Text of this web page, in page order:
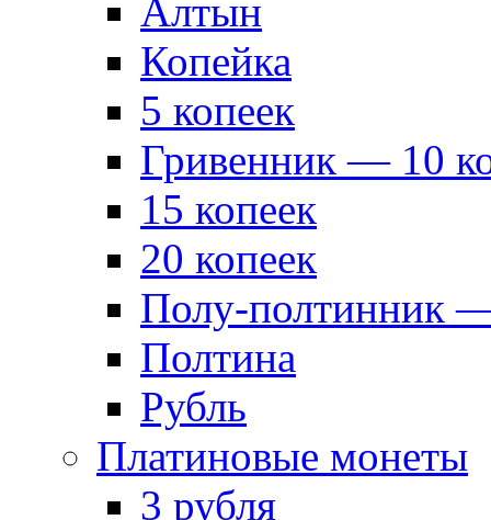
Алтын
Копейка
5 копеек
Гривенник — 10
15 копеек
20 копеек
Полу-полтинник
Полтина
Рубль
Платиновые монеты
3 рубля